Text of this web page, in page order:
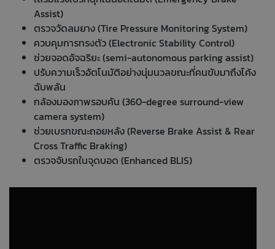
Assist)
ตรวจวัดลมยาง (Tire Pressure Monitoring System)
ควบคุมการทรงตัว (Electronic Stability Control)
ช่วยจอดอัจฉริยะ (semi-autonomous parking assist)
ปรับความเร็วอัตโนมัติอย่างนุ่มนวลขณะที่คนขับมาถึงโค้ง
ฉับพลัน
กล้องมองภาพรอบคัน (360-degree surround-view
camera system)
ช่วยเบรกขณะถอยหลัง (Reverse Brake Assist & Rear
Cross Traffic Braking)
ตรวจจับรถในจุดบอด (Enhanced BLIS)